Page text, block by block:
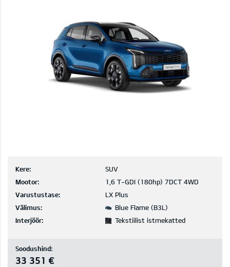
Kere:
SUV
Mootor:
1,6 T-GDI (180hp) 7DCT 4WD
Varustustase:
LX Plus
Välimus:
Blue Flame (B3L)
Interjöör:
Tekstiilist istmekatted
Soodushind:
33 351 €